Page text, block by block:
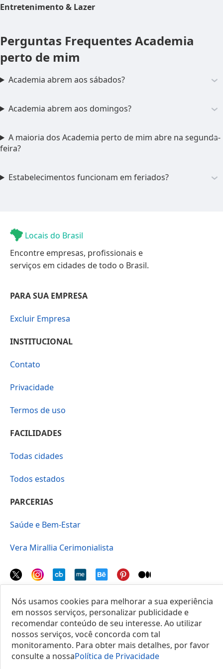
Entretenimento & Lazer
Perguntas Frequentes Academia
perto de mim
Academia abrem aos sábados?
Academia abrem aos domingos?
A maioria dos Academia perto de mim abre na segunda-
feira?
Estabelecimentos funcionam em feriados?
Locais do Brasil
Encontre empresas, profissionais e
serviços em cidades de todo o Brasil.
PARA SUA EMPRESA
Excluir Empresa
INSTITUCIONAL
Contato
Privacidade
Termos de uso
FACILIDADES
Todas cidades
Todos estados
PARCERIAS
Saúde e Bem-Estar
Vera Mirallia Cerimonialista
© 2025 Locais do Brasil
Nós usamos cookies para melhorar a sua experiência
em nossos serviços, personalizar publicidade e
recomendar conteúdo de seu interesse. Ao utilizar
nossos serviços, você concorda com tal
monitoramento. Para obter mais detalhes, por favor
consulte a nossaPolítica de Privacidade